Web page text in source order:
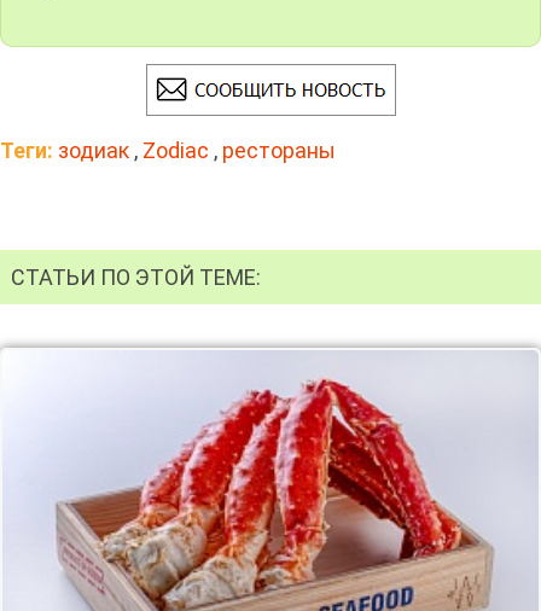
Теги: зодиак , Zodiac , рестораны
СТАТЬИ ПО ЭТОЙ ТЕМЕ: